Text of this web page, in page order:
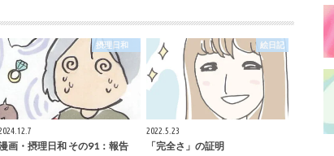
摂理日和
画・摂理日和 その91：報告
絵日記
2022.5.23
「完全さ」の証明